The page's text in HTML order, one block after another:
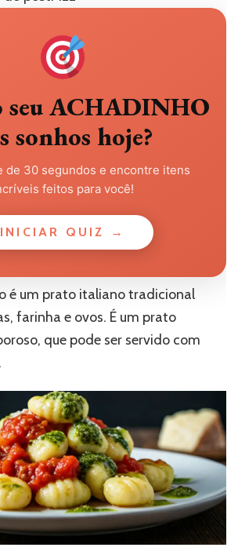
seu ACHADINHO
sonhos hoje?
de 30 segundos e encontre itens
feitos para você!
INICIAR QUIZ →
é um prato italiano tradicional
farinha e ovos. É um prato
que pode ser servido com